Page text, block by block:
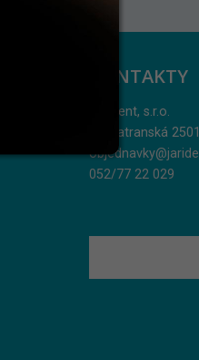
KONTAKTY
Jarident, s.r.o.
Podtatranská
052/77 22 029